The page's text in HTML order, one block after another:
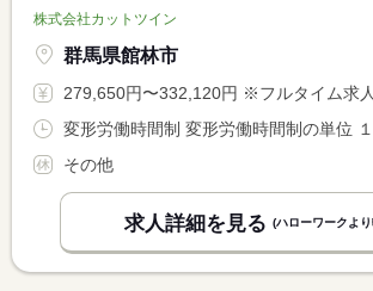
株式会社カットツイン
群馬県館林市
279,650円〜332,120円 ※フルタイム求人の場合は月額（換算額）、パート求人の場合は
その他
求人詳細を見る (ハローワークよ